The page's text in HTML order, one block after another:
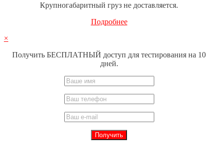
Крупногабаритный груз не доставляется.
Подробнее
×
Получить БЕСПЛАТНЫЙ доступ для тестирования на 10
дней.